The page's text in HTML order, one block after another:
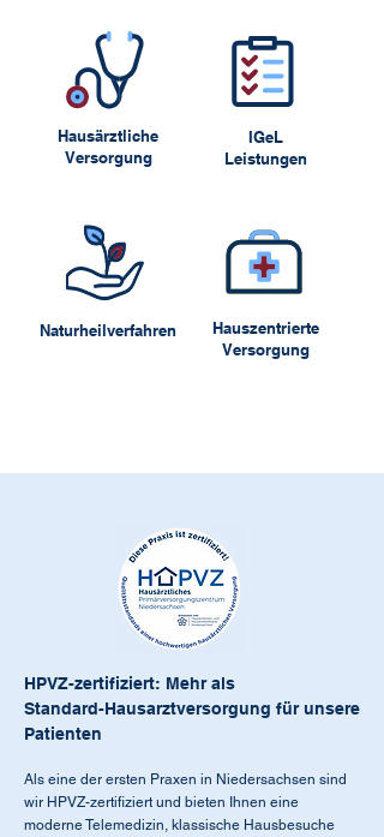
​Hausärztliche
Versorgung
IGeL
Leistungen
Naturheilverfahren
Hauszentrierte
Versorgung
HPVZ-zertifiziert: Mehr als
Standard-Hausarztversorgung für unsere
Patienten
Als eine der ersten Praxen in Niedersachsen sind
wir HPVZ-zertifiziert und bieten Ihnen eine
moderne Telemedizin, klassische Hausbesuche